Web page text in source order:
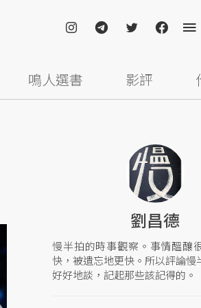
鳴人選書 影評
劉昌德
慢半拍的時事觀察。事情醞釀
快，被遺忘地更快。所以評論慢
好好地談，記起那些該記得的。